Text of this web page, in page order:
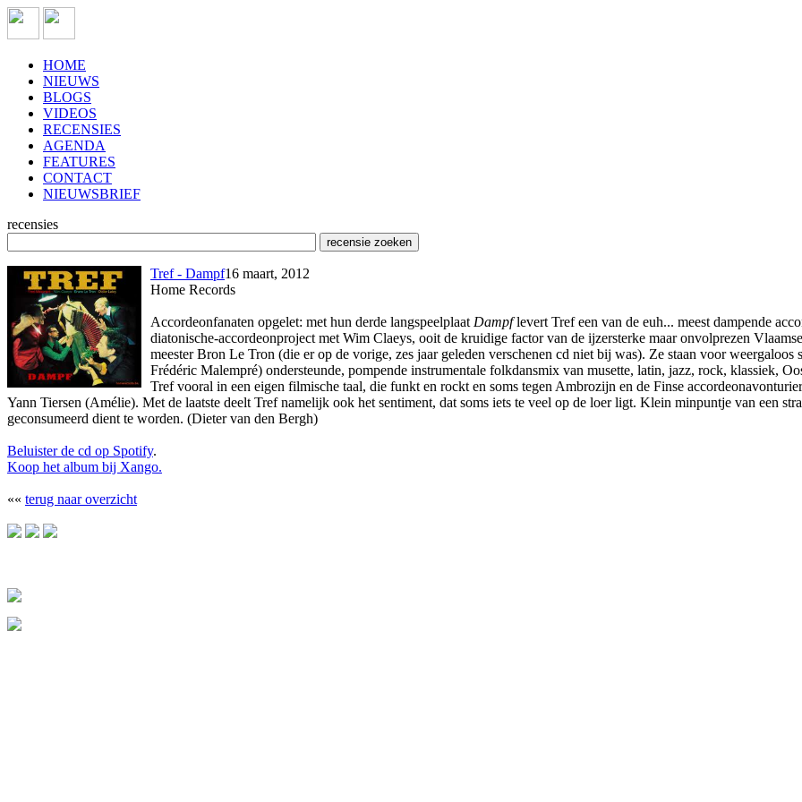
HOME
NIEUWS
BLOGS
VIDEOS
RECENSIES
AGENDA
FEATURES
CONTACT
NIEUWSBRIEF
recensies
Tref - Dampf16 maart, 2012
Home Records
Accordeonfanaten opgelet: met hun derde langspeelplaat Dampflevert Tref een van de euh... meest dampende
diatonische-accordeonproject met Wim Claeys, ooit de kruidige factor van de ijzersterke maar onvolprezen
meester Bron Le Tron (die er op de vorige, zes jaar geleden verschenen cd niet bij was). Ze staan voor weergaloos
Frédéric Malempré) ondersteunde, pompende instrumentale folkdansmix van musette, latin, jazz, rock, klassiek,
Tref vooral in een eigen filmische taal, die funkt en rockt en soms tegen Ambrozijn en de Finse
Yann Tiersen (Amélie). Met de laatste deelt Tref namelijk ook het sentiment, dat soms iets te veel op de loer ligt. Klein minpuntje van een
geconsumeerd dient te worden. (Dieter van den Bergh)
Beluister de cd op Spotify.
Koop het album bij Xango.
«« terug naar overzicht